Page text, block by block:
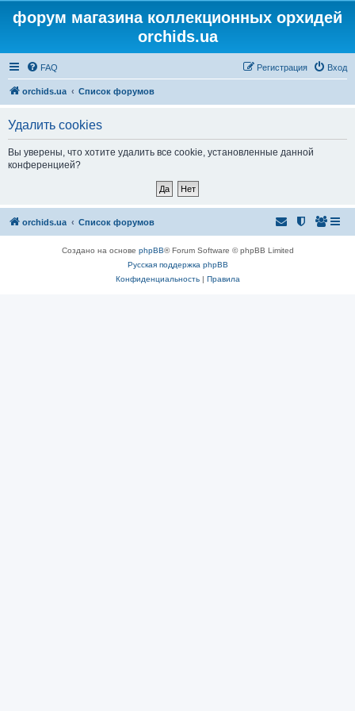
форум магазина коллекционных орхидей
orchids.ua
FAQ Вход
Регистрация
orchids.ua Список форумов
Удалить cookies
Вы уверены, что хотите удалить все cookie, установленные данной
конференцией?
orchids.ua Список форумов
Создано на основе phpBB® Forum Software © phpBB Limited
Русская поддержка phpBB
Конфиденциальность| Правила